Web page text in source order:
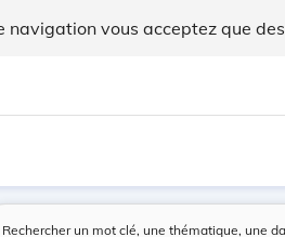
navigation vous acceptez que